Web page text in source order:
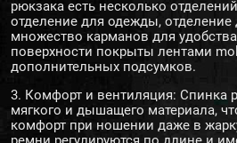
рюкзака есть несколько
отделение для одежды,
множество карманов для
поверхности покрыты лентами
дополнительных подсумков.
3. Комфорт и вентиляция: Спинка
мягкого и дышащего материала,
комфорт при ношении даже в